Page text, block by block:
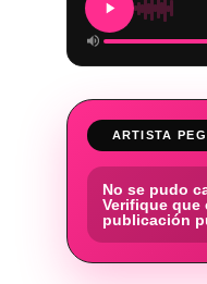
ARTISTA
No se pudo
Verifique que
publicación